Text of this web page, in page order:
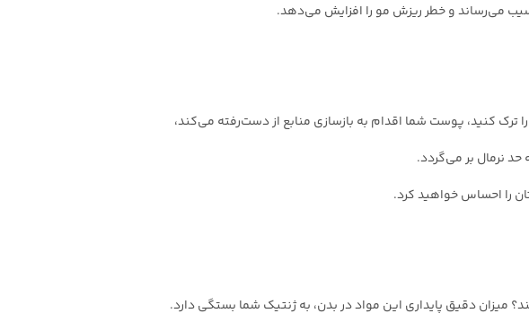
می‌رساند و خطر ریزش مو را افزایش می‌دهد.
ترک کنید، پوست شما اقدام به بازسازی منابع از دست‌رفته می‌کند،
نرمال بر می‌گردد.
را احساس خواهید کرد.
میزان دقیق پایداری این مواد در بدن، به ژنتیک شما بستگی دارد.